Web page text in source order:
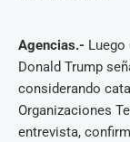
Agencias.-
Donald Trump
considerando
Organizaciones
entrevista,